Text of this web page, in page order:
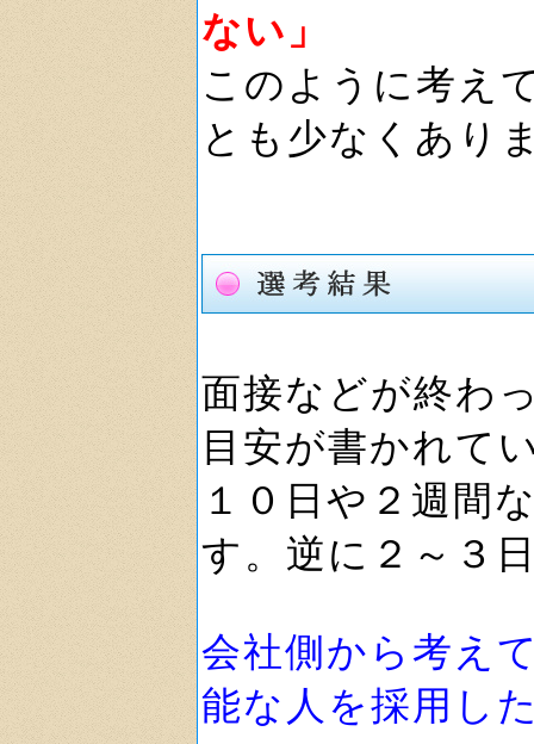
ない」
このように考え
とも少なくあり
面接などが終わ
目安が書かれて
１０日や２週間
す。逆に２～３
会社側から考え
能な人を採用し